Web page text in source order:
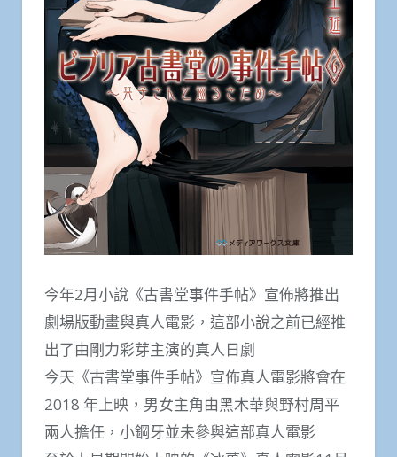
今年2月小說《古書堂事件手帖》宣佈將推出
劇場版動畫與真人電影，這部小說之前已經推
出了由剛力彩芽主演的真人日劇
今天《古書堂事件手帖》宣佈真人電影將會在
2018 年上映，男女主角由黑木華與野村周平
兩人擔任，小鋼牙並未參與這部真人電影